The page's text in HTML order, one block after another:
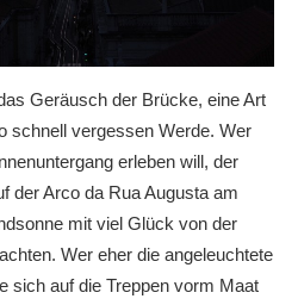
Geräusch der Brücke, eine Art
schnell vergessen Werde. Wer
erleben will, der
der Arco da Rua Augusta am
mit viel Glück von der
Wer eher die angeleuchtete
sich auf die Treppen vorm Maat